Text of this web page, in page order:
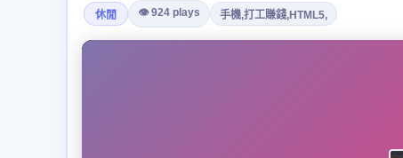
休閒 👁 924 plays 手機,打工賺錢,HTML5,